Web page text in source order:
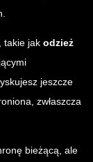
takie jak odzież
jeszcze
zwłaszcza
bieżącą, ale